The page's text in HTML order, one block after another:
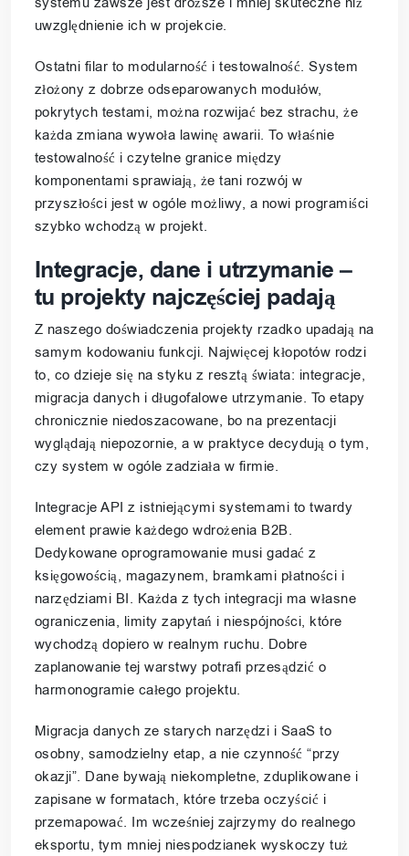
uwzględnienie ich w projekcie.
Ostatni filar to modularność i testowalność. System
złożony z dobrze odseparowanych modułów,
pokrytych testami, można rozwijać bez strachu, że
każda zmiana wywoła lawinę awarii. To właśnie
testowalność i czytelne granice między
komponentami sprawiają, że tani rozwój w
przyszłości jest w ogóle możliwy, a nowi programiści
szybko wchodzą w projekt.
Integracje, dane i utrzymanie –
tu projekty najczęściej padają
Z naszego doświadczenia projekty rzadko upadają na
samym kodowaniu funkcji. Najwięcej kłopotów rodzi
to, co dzieje się na styku z resztą świata: integracje,
migracja danych i długofalowe utrzymanie. To etapy
chronicznie niedoszacowane, bo na prezentacji
wyglądają niepozornie, a w praktyce decydują o tym,
czy system w ogóle zadziała w firmie.
Integracje API z istniejącymi systemami to twardy
element prawie każdego wdrożenia B2B.
Dedykowane oprogramowanie musi gadać z
księgowością, magazynem, bramkami płatności i
narzędziami BI. Każda z tych integracji ma własne
ograniczenia, limity zapytań i niespójności, które
wychodzą dopiero w realnym ruchu. Dobre
zaplanowanie tej warstwy potrafi przesądzić o
harmonogramie całego projektu.
Migracja danych ze starych narzędzi i SaaS to
osobny, samodzielny etap, a nie czynność “przy
okazji”. Dane bywają niekompletne, zduplikowane i
zapisane w formatach, które trzeba oczyścić i
przemapować. Im wcześniej zajrzymy do realnego
eksportu, tym mniej niespodzianek wyskoczy tuż